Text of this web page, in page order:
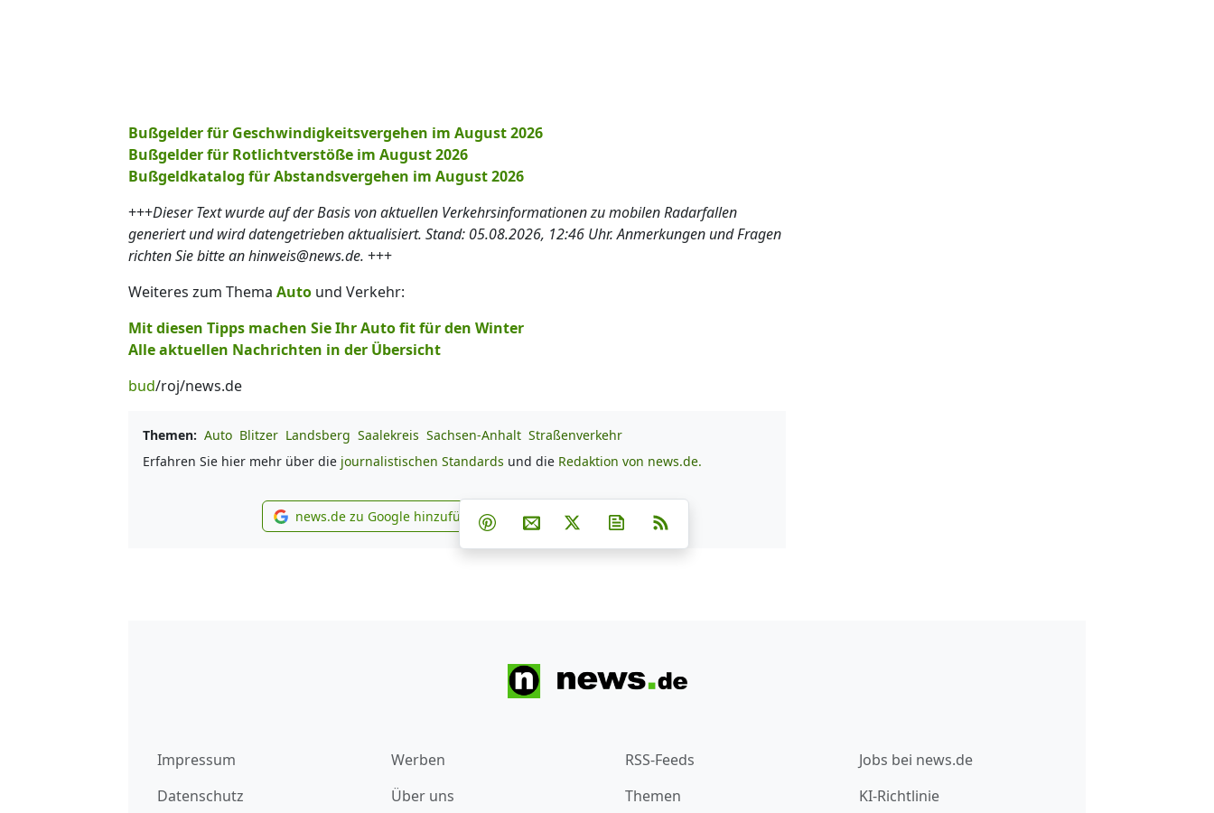
Bußgelder für Geschwindigkeitsvergehen im August 2026
Bußgelder für Rotlichtverstöße im August 2026
Bußgeldkatalog für Abstandsvergehen im August 2026
+++Dieser Text wurde auf der Basis von aktuellen Verkehrsinformationen zu mobilen Radarfallen
generiert und wird datengetrieben aktualisiert. Stand: 05.08.2026, 12:46 Uhr. Anmerkungen und Fragen
richten Sie bitte an hinweis@news.de. +++
Weiteres zum Thema Auto und Verkehr:
Mit diesen Tipps machen Sie Ihr Auto fit für den Winter
Alle aktuellen Nachrichten in der Übersicht
bud/roj/news.de
Themen: Auto Blitzer Landsberg Saalekreis Sachsen-Anhalt Straßenverkehr
Erfahren Sie hier mehr über die journalistischen Standards und die Redaktion von news.de.
news.de zu Google hinzufügen
news.de zu Google hinzufügen Teilen auf Facebook
Teilen auf Whatsapp
Teilen auf Telegram
Teilen auf Pinterest
Per E-Mail teilen
Post auf XNewsletter abonnieren
Impressum
Datenschutz
Werben
Über uns
RSS-Feeds
Themen
Jobs bei news.de
KI-Richtlinie